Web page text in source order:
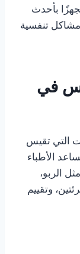
بأحدث
تنفسية
في
التي تقيس
الأطباء
الربو،
وتقييم